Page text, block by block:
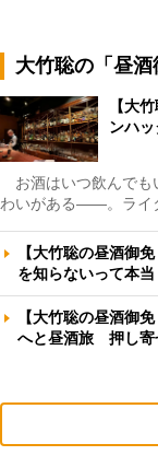
大竹聡の「昼酒
【大
ンハ
お酒はいつ飲んでも
わいがある――。ライ
【大竹聡の昼酒御
を知らないって本
【大竹聡の昼酒御
へと昼酒旅 押し